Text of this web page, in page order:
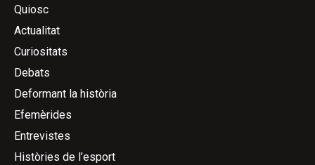
Quiosc
Actualitat
Curiositats
Debats
Deformant la història
Efemèrides
Entrevistes
Històries de l’esport